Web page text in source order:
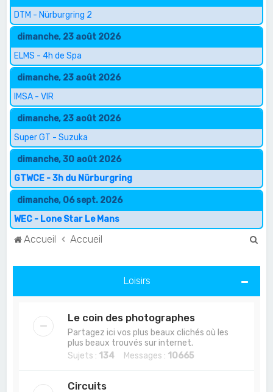
DTM - Nürburgring 2
dimanche, 23 août 2026
ELMS - 4h de Spa
dimanche, 23 août 2026
IMSA - VIR
dimanche, 23 août 2026
Super GT - Suzuka
dimanche, 30 août 2026
GTWCE - 3h du Nürburgring
dimanche, 06 sept. 2026
WEC - Lone Star Le Mans
Accueil Accueil
Loisirs
Le coin des photographes
Partagez ici vos plus beaux clichés où les
plus beaux trouvés sur internet.
Sujets : 134 Messages : 10665
Circuits